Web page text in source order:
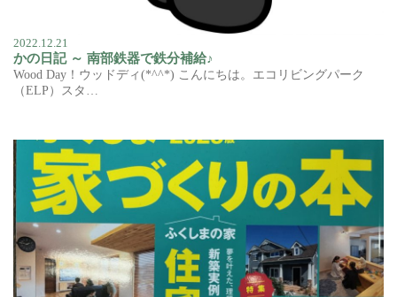
2022.12.21
かの日記 ～ 南部鉄器で鉄分補給♪
Wood Day！ウッドディ(*^^*) こんにちは。エコリビングパーク
（ELP）スタ…